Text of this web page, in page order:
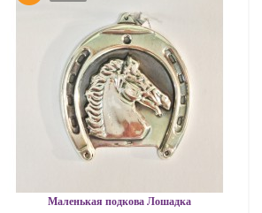
Маленькая подкова Лошадка